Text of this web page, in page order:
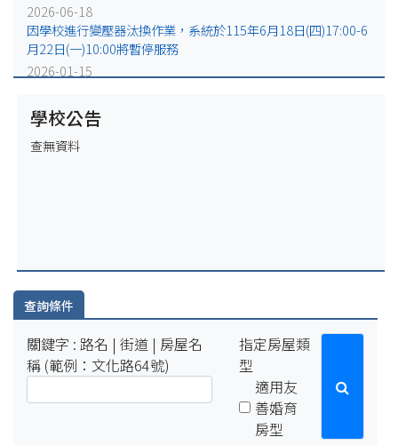
2026-06-18
因學校進行變壓器汰換作業，系統於115年6月18日(四)17:00-6
月22日(一)10:00將暫停服務
2026-01-15
(五)17:00-1月19日(一)10:00將暫停服務
2025-12-31
因配合學校電力設備緊急維修作業，系統於115年1月2日
因配合學校電氣設備檢修作業，系統於114年4月1日(二)17:00-
4月7日(一)8:00將暫停服務。
學校公告
查無資料
查詢條件
關鍵字 : 路名 | 街道 | 房屋名
稱 (範例：文化路64號)
指定房屋類
型
適用友
善婚育
房型